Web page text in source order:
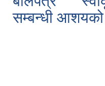
सम्बन्धी